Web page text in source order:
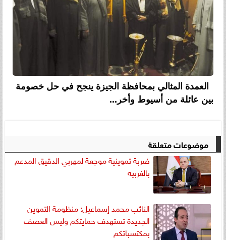
العمدة المثالي بمحافظة الجيزة ينجح في حل خصومة
بين عائلة من أسيوط وأخر...
موضوعات متعلقة
ضربة تموينية موجعة لمهربي الدقيق المدعم
بالغربيه
النائب محمد إسماعيل: منظومة التموين
الجديدة تستهدف حمايتكم وليس العصف
بمكتسباتكم